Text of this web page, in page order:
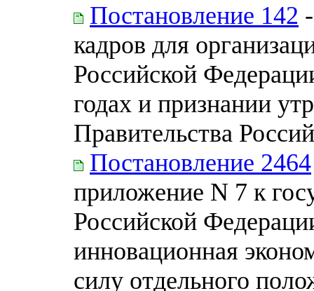
Постановление 142
кадров для
Российской
годах и признании
Правительства
Постановление 2464
приложение N 7 к
Российской
инновационная
силу отдельного